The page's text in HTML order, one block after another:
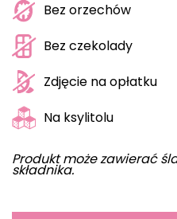
Bez orzechów
Bez czekolady
Zdjęcie na opłatku
Na ksylitolu
Produkt może zawierać
składnika.